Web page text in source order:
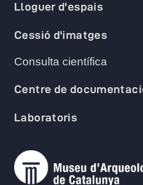
Lloguer d'espais
Cessió d'imatges
Consulta científica
Centre de
Laboratoris